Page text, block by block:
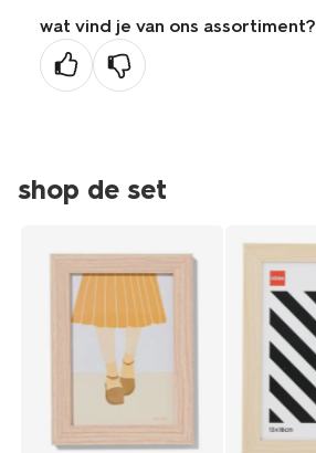
wat vind je van ons assortiment?
shop de set